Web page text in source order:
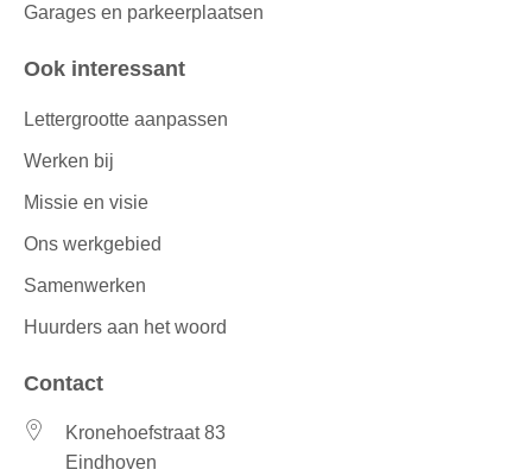
Garages en parkeerplaatsen
Ook interessant
Lettergrootte aanpassen
Werken bij
Missie en visie
Ons werkgebied
Samenwerken
Huurders aan het woord
Contact
Kronehoefstraat 83
Eindhoven